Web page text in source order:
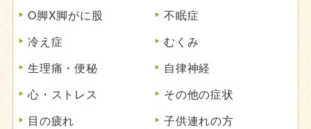
O脚X脚がに股
不眠症
冷え症
むくみ
生理痛・便秘
自律神経
心・ストレス
その他の症状
目の疲れ
子供連れの方